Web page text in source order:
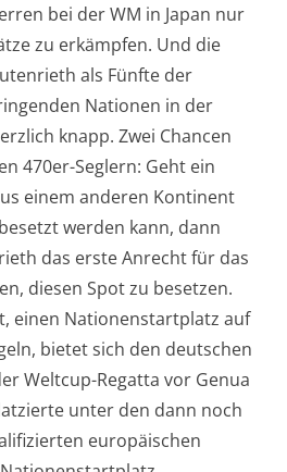
bei der WM in Japan nur
zu erkämpfen. Und die
als Fünfte der
Nationen in der
knapp. Zwei Chancen
470er-Seglern: Geht ein
einem anderen Kontinent
werden kann, dann
das erste Anrecht für das
diesen Spot zu besetzen.
einen Nationenstartplatz auf
bietet sich den deutschen
Weltcup-Regatta vor Genua
unter den dann noch
europäischen